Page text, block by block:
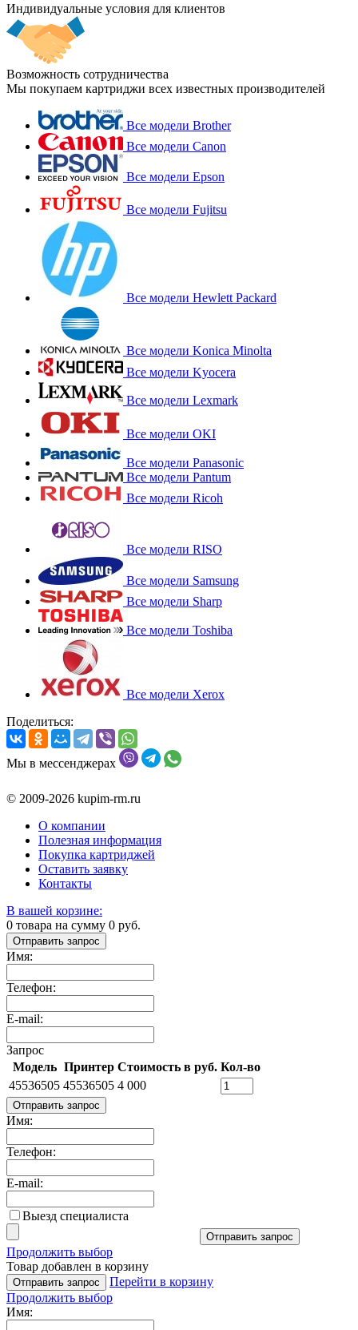
Индивидуальные условия для клиентов
Возможность сотрудничества
Мы покупаем картриджи всех известных производителей
Все модели Brother
Все модели Canon
Все модели Epson
Все модели Fujitsu
Все модели Hewlett Packard
Все модели Konica Minolta
Все модели Kyocera
Все модели Lexmark
Все модели OKI
Все модели Panasonic
Все модели Pantum
Все модели Ricoh
Все модели RISO
Все модели Samsung
Все модели Sharp
Все модели Toshiba
Все модели Xerox
Поделиться:
Мы в мессенджерах
© 2009-2026 kupim-rm.ru
О компании
Полезная информация
Покупка картриджей
Оставить заявку
Контакты
В вашей корзине:
0 товара на сумму 0 руб.
Отправить запрос
Имя:
Телефон:
E-mail:
Запрос
Модель Принтер Стоимость в руб. Кол-во
45536505 45536505 4 000
Отправить запрос
Имя:
Телефон:
E-mail:
Выезд специалиста
Отправить запрос
Продолжить выбор
Товар добавлен в корзину
Отправить запрос
Перейти в корзину
Продолжить выбор
Имя: